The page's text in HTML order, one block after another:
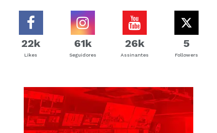
22k
Likes
61k
Seguidores
26k
Assinantes
5
Followers